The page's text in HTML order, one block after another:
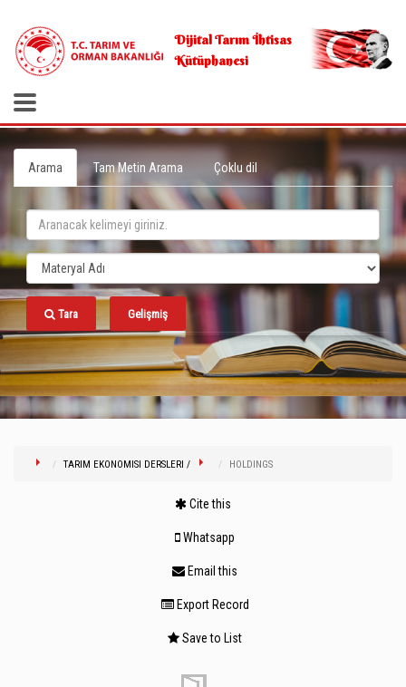
Dijital Tarım İhtisas
Kütüphanesi
Arama Tam Metin Arama Çoklu dil
Tara Gelişmiş
TARIM EKONOMISI DERSLERI / HOLDINGS
Cite this
Whatsapp
Email this
Export Record
Save to List